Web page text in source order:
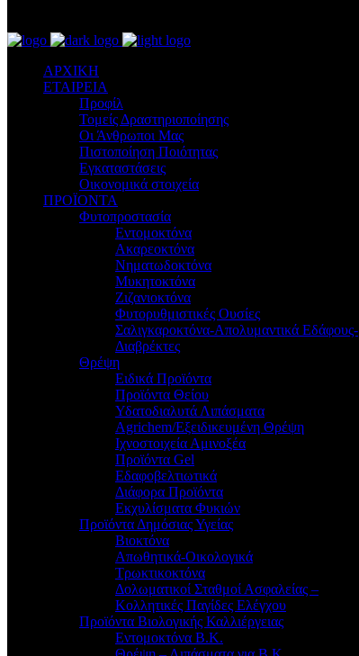
ΑΡΧΙΚΗ
ΕΤΑΙΡΕΙΑ
Προφίλ
Τομείς Δραστηριοποίησης
Οι Άνθρωποι Μας
Πιστοποίηση Ποιότητας
Εγκαταστάσεις
Οικονομικά στοιχεία
ΠΡΟΪΟΝΤΑ
Φυτοπροστασία
Εντομοκτόνα
Ακαρεοκτόνα
Νηματωδοκτόνα
Μυκητοκτόνα
Ζιζανιοκτόνα
Φυτορυθμιστικές Ουσίες
Σαλιγκαροκτόνα-Απολυμαντικά Εδάφους-
Διαβρέκτες
Θρέψη
Ειδικά Προϊόντα
Προϊόντα Θείου
Υδατοδιαλυτά Λιπάσματα
Agrichem/Εξειδικευμένη Θρέψη
Ιχνοστοιχεία Αμινοξέα
Προϊόντα Gel
Εδαφοβελτιωτικά
Διάφορα Προϊόντα
Εκχυλίσματα Φυκιών
Προϊόντα Δημόσιας Υγείας
Βιοκτόνα
Απωθητικά-Οικολογικά
Τρωκτικοκτόνα
Δολωματικοί Σταθμοί Ασφαλείας –
Κολλητικές Παγίδες Ελέγχου
Προϊόντα Βιολογικής Καλλιέργειας
Εντομοκτόνα Β.Κ.